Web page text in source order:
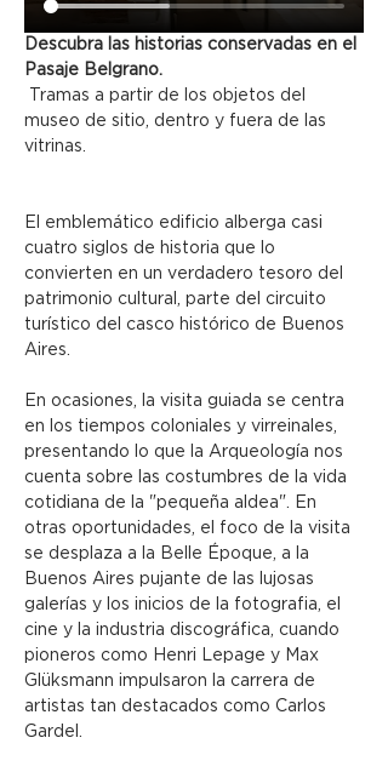
Descubra las historias conservadas en el
Pasaje Belgrano.
museo de sitio, dentro y fuera de las
vitrinas.
El emblemático edificio alberga casi
cuatro siglos de historia que lo
convierten en un verdadero tesoro del
patrimonio cultural, parte del circuito
turístico del casco histórico de Buenos
Aires.
En ocasiones, la visita guiada se centra
en los tiempos coloniales y virreinales,
presentando lo que la Arqueología nos
cuenta sobre las costumbres de la vida
cotidiana de la "pequeña aldea". En
otras oportunidades, el foco de la visita
se desplaza a la Belle Époque, a la
Buenos Aires pujante de las lujosas
galerías y los inicios de la fotografia, el
cine y la industria discográfica, cuando
pioneros como Henri Lepage y Max
Glüksmann impulsaron la carrera de
artistas tan destacados como Carlos
Gardel.